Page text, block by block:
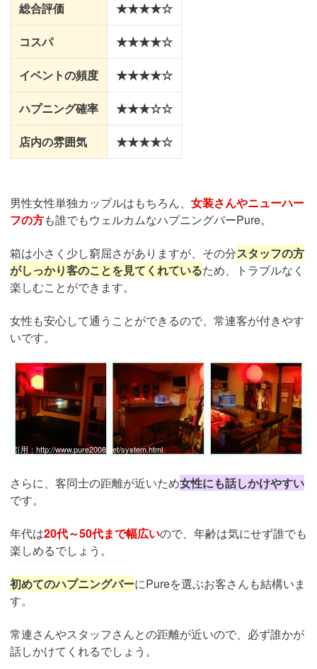
総合評価 ★★★★☆
コスパ ★★★★☆
イベントの頻度 ★★★★☆
ハプニング確率 ★★★☆☆
店内の雰囲気 ★★★★☆
男性女性単独カップルはもちろん、 女装さんやニューハー
フの方も誰でもウェルカムなハプニングバーPure。
箱は小さく少し窮屈さがありますが、その分スタッフの方
がしっかり客のことを見てくれているため、トラブルなく
楽しむことができます。
女性も安心して通うことができるので、常連客が付きやす
いです。
引用： http://www.pure2008.net/system.html
さらに、客同士の距離が近いため女性にも話しかけやすい
です。
年代は20代～50代まで幅広いので、年齢は気にせず誰でも
楽しめるでしょう。
初めてのハプニングバーにPureを選ぶお客さんも結構いま
す。
常連さんやスタッフさんとの距離が近いので、必ず誰かが
話しかけてくれるでしょう。